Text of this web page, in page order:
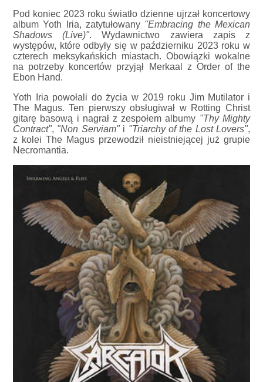
Pod koniec 2023 roku światło dzienne ujrzał koncertowy
album Yoth Iria, zatytułowany "Embracing the Mexican
Shadows (Live)". Wydawnictwo zawiera zapis z
występów, które odbyły się w październiku 2023 roku w
czterech meksykańskich miastach. Obowiązki wokalne
na potrzeby koncertów przyjął Merkaal z Order of the
Ebon Hand.
Yoth Iria powołali do życia w 2019 roku Jim Mutilator i
The Magus. Ten pierwszy obsługiwał w Rotting Christ
gitarę basową i nagrał z zespołem albumy "Thy Mighty
Contract", "Non Serviam" i "Triarchy of the Lost Lovers",
z kolei The Magus przewodził nieistniejącej już grupie
Necromantia.